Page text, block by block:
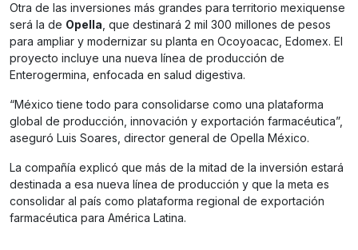
Otra de las inversiones más grandes para territorio mexiquense
será la de Opella , que destinará 2 mil 300 millones de pesos
para ampliar y modernizar su planta en Ocoyoacac, Edomex. El
proyecto incluye una nueva línea de producción de
Enterogermina, enfocada en salud digestiva.
“México tiene todo para consolidarse como una plataforma
global de producción, innovación y exportación farmacéutica”,
aseguró Luis Soares, director general de Opella México.
La compañía explicó que más de la mitad de la inversión estará
destinada a esa nueva línea de producción y que la meta es
consolidar al país como plataforma regional de exportación
farmacéutica para América Latina.